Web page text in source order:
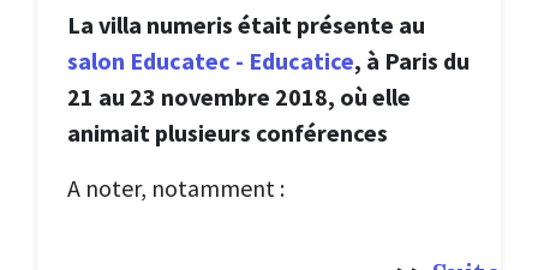
La villa numeris était présente au
salon Educatec - Educatice, à Paris du
21 au 23 novembre 2018, où elle
animait plusieurs conférences
A noter, notamment :